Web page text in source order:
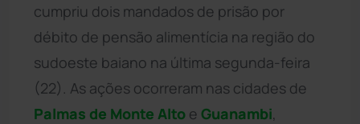
cumpriu dois mandados de prisão por
débito de pensão alimentícia na região do
sudoeste baiano na última segunda-feira
(22). As ações ocorreram nas cidades de
Palmas de Monte Alto e Guanambi,